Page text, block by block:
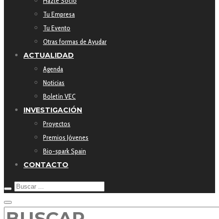
Tu Empresa
Tu Evento
Otras formas de Ayudar
ACTUALIDAD
Agenda
Noticias
Boletín VEC
INVESTIGACIÓN
Proyectos
Premios Jóvenes
Bio-spark Spain
CONTACTO